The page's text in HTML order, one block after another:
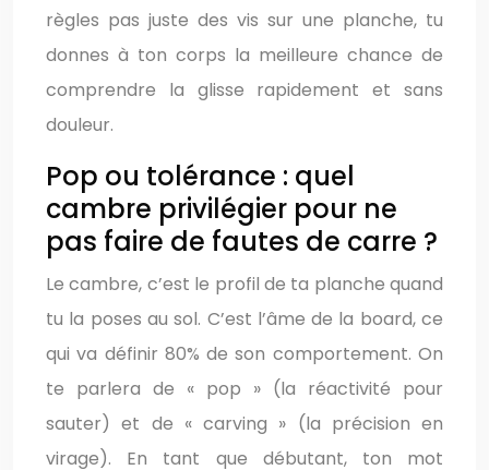
règles pas juste des vis sur une planche, tu
donnes à ton corps la meilleure chance de
comprendre la glisse rapidement et sans
douleur.
Pop ou tolérance : quel
cambre privilégier pour ne
pas faire de fautes de carre ?
Le cambre, c’est le profil de ta planche quand
tu la poses au sol. C’est l’âme de la board, ce
qui va définir 80% de son comportement. On
te parlera de « pop » (la réactivité pour
sauter) et de « carving » (la précision en
virage). En tant que débutant, ton mot